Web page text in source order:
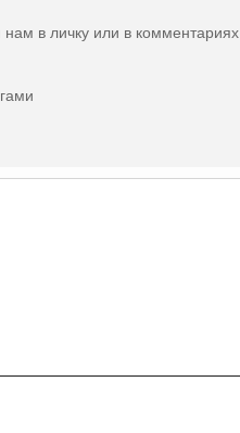
в личку или в комментариях